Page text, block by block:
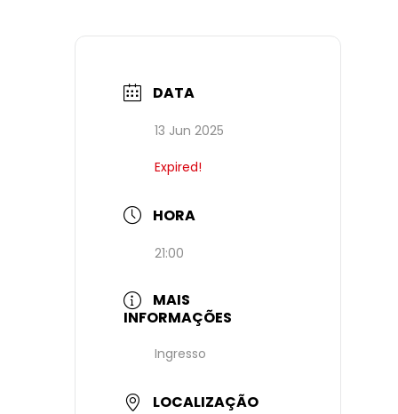
DATA
13 Jun 2025
Expired!
HORA
21:00
MAIS
INFORMAÇÕES
Ingresso
LOCALIZAÇÃO